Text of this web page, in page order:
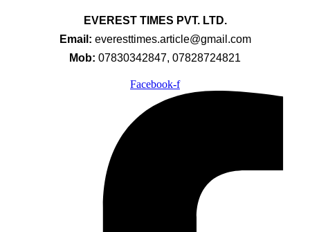
EVEREST TIMES PVT. LTD.
Email: everesttimes.article@gmail.com
Mob: 07830342847, 07828724821
Facebook-f